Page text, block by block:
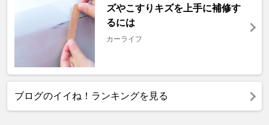
ズやこすりキズを上手に補修す
るには
カーライフ
ブログのイイね！ランキングを見る